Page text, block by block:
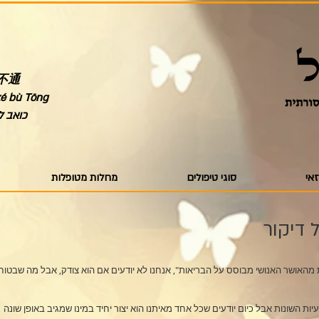
通
bù Tōng
כואב
סוגי טיפולים מחלות מטופלות
האנושי מבוסס על הבריאות", אנחנו לא יודעים אם הוא צודק, אבל מה
השונות אבל כיום יודעים שכל אחד מאיתנו הוא יצור יחיד במינו שמגיב באופן שונה